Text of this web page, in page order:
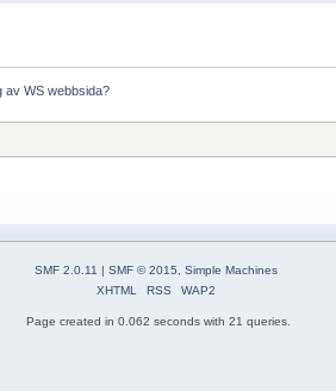
av WS webbsida?
SMF 2.0.11 SMF © 2015, Simple Machines
XHTML
RSS WAP2
Page created in 0.062 seconds with 21 queries.